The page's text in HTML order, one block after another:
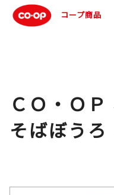
コープ商品
ＣＯ・Ｏ
そばぼう